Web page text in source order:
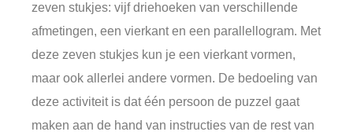
zeven stukjes: vijf driehoeken van verschillende
afmetingen, een vierkant en een parallellogram. Met
deze zeven stukjes kun je een vierkant vormen,
maar ook allerlei andere vormen. De bedoeling van
deze activiteit is dat één persoon de puzzel gaat
maken aan de hand van instructies van de rest van